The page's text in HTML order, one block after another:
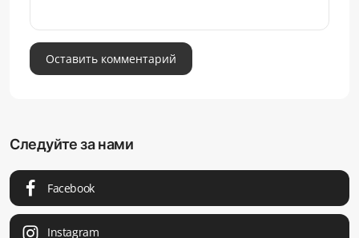
Оставить комментарий
Следуйте за нами
Facebook
Instagram